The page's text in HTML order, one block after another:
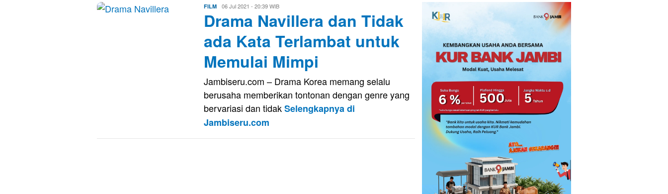
FILM Eri06 Jul 2021 - 20:39 WIB
Drama Navillera dan Tidak
ada Kata Terlambat untuk
Memulai Mimpi
Jambiseru.com – Drama Korea memang selalu
berusaha memberikan tontonan dengan genre yang
bervariasi dan tidakSelengkapnya di
Jambiseru.com